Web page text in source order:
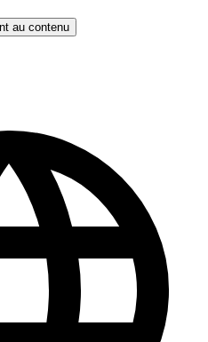
au contenu